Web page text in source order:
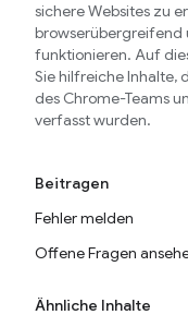
sichere Websites zu
browserübergreifend
funktionieren. Auf
Sie hilfreiche Inhalte,
des Chrome-Teams
verfasst wurden.
Beitragen
Fehler melden
Offene Fragen
Ähnliche Inhalte